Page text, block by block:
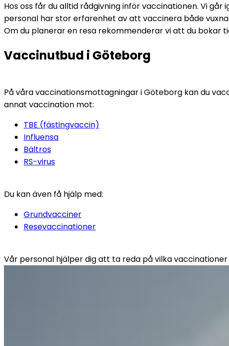
Hos oss får du alltid rådgivning inför vaccinationen. Vi
personal har stor erfarenhet av att vaccinera både
Om du planerar en resa rekommenderar vi att du bokar
Vaccinutbud i Göteborg
På våra vaccinationsmottagningar i Göteborg kan du
annat vaccination mot:
TBE (fästingvaccin)
Influensa
Bältros
RS-virus
Du kan även få hjälp med:
Grundvacciner
Resevaccinationer
Vår personal hjälper dig att ta reda på vilka